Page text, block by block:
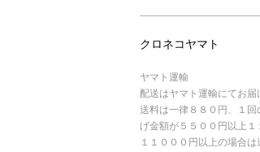
クロネコヤマト
ヤマト運輸
配送はヤマト運輸にてお届
送料は一律８８０円、１
げ金額が５５００円以上１
１１０００円以上の場合は